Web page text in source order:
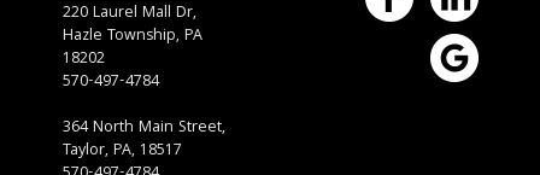
220 Laurel Mall Dr,
Hazle Township, PA
18202
570-497-4784
364 North Main Street,
Taylor, PA, 18517